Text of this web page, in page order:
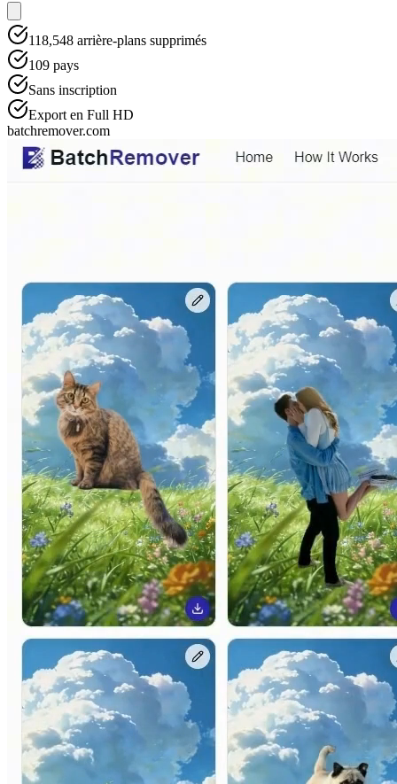
118,548 arrière-plans supprimés
109 pays
Sans inscription
Export en Full HD
batchremover.com